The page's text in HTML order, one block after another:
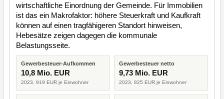
wirtschaftliche Einordnung der Gemeinde. Für Immobilien
ist das ein Makrofaktor: höhere Steuerkraft und Kaufkraft
können auf einen tragfähigeren Standort hinweisen,
Hebesätze zeigen dagegen die kommunale
Belastungsseite.
Gewerbesteuer-Aufkommen
10,8 Mio. EUR
2023, 919 EUR je Einwohner
Gewerbesteuer netto
9,73 Mio. EUR
2023, 825 EUR je Einwohner